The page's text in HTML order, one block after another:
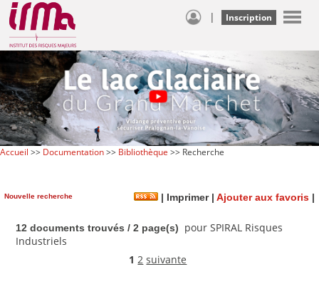
| Inscription
Accueil >> Documentation>> Bibliothèque >> Recherche
Nouvelle recherche | Imprimer| Ajouter aux favoris |
12 documents trouvés / 2 page(s)
pour SPIRAL Risques
Industriels
1 2 suivante